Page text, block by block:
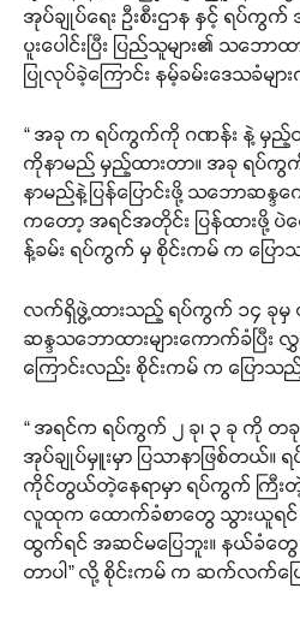
အုပ်ချုပ်ရေး ဦးစီးဌာန နှင့် ရပ်ကွက်
ပူးပေါင်းပြီး ပြည်သူများ၏ သဘေ
ပြုလုပ်ခဲ့ကြောင်း နမ့်ခမ်းဒေသခံမျာ
“ အခု က ရပ်ကွက်ကို ဂဏန်း နဲ့ မှည့်
ကိုနာမည် မှည့်ထားတာ။ အခု ရပ်
နာမည်နဲ့ပြန်ပြောင်းဖို့ သဘောဆန္ဒ
ကတော့ အရင်အတိုင်း ပြန်ထားဖို့ ပဲ
န့်ခမ်း ရပ်ကွက် မှ စိုင်းကမ် က ပြော
လက်ရှိဖွဲ့ထားသည့် ရပ်ကွက် ၁၄ ခုမှ ဒ
ဆန္ဒသဘောထားများကောက်ခံပြီ
ကြောင်းလည်း စိုင်းကမ် က ပြောသ
“ အရင်က ရပ်ကွက် ၂ ခု၊ ၃ ခု ကို တခု
အုပ်ချုပ်မှူးမှာ ပြသာနာဖြစ်တယ်
ကိုင်တွယ်တဲ့နေရာမှာ ရပ်ကွက် ကြီ
လူထုက ထောက်ခံစာတွေ သွားယူရင်
ထွက်ရင် အဆင်မပြေဘူး။ နယ်ခံတွ
တာပါ” လို့ စိုင်းကမ် က ဆက်လက်ပြ